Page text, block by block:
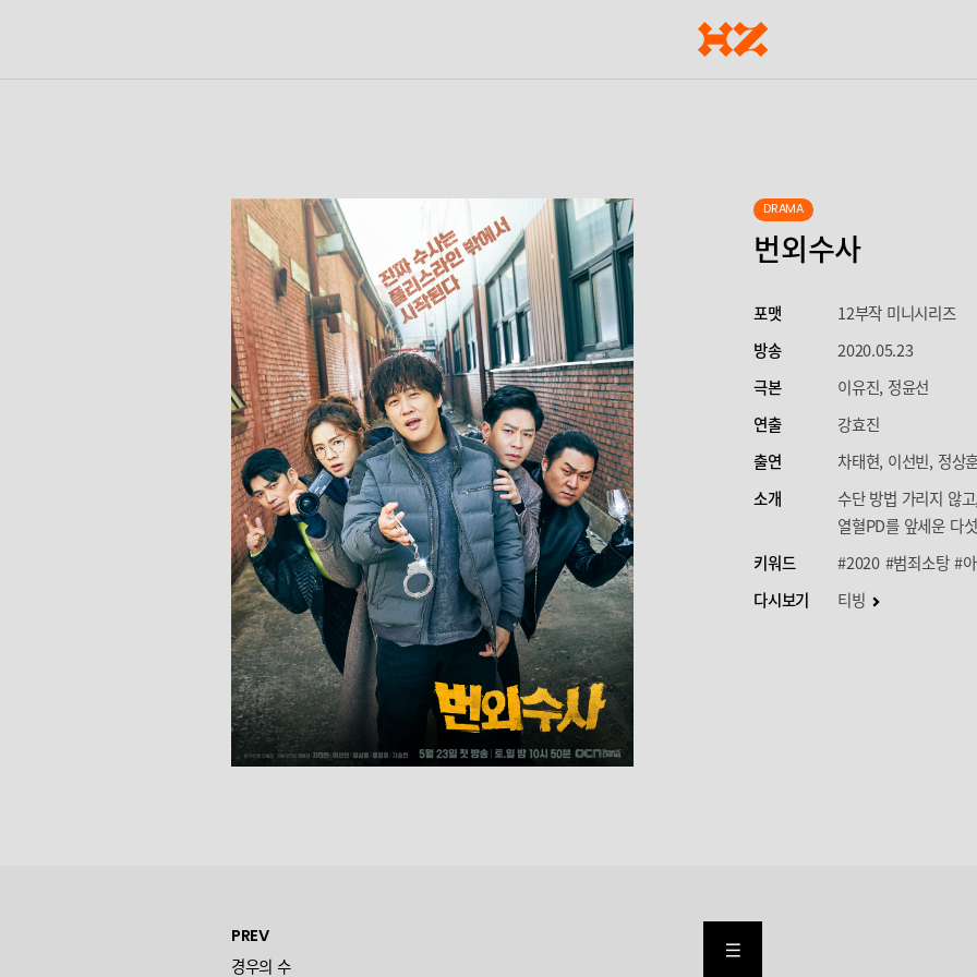
DRAMA
번외수사
포맷
12부작 미니시리즈
방송
2020.05.23
극본
이유진, 정윤선
연출
강효진
출연
차태현, 이선빈, 정상
소개
수단 방법 가리지 않
열혈PD를 앞세운 다
키워드
#2020 #범죄소탕 #
다시보기
티빙
PREV
경우의 수
LIST